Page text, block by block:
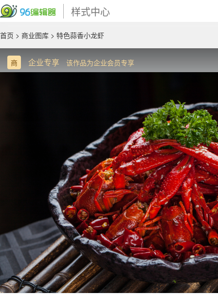
样式中心
首页 > 商业图库 > 特色蒜香小龙虾
商 企业专享 该作品为企业会员专享